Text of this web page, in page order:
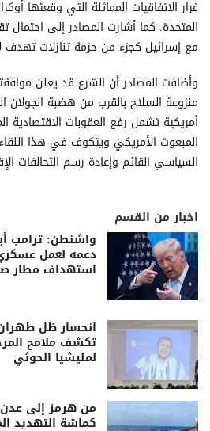
غرار الاتفاقيات المماثلة التي وقعتها
المتحدة. كما أشارت المصادر إلى
مع إسرائيل كجزء من حزمة تنازلات تهدف
وأضافت المصادر أن الشرع قد يعلن
منزوعة السلاح بالقرب من هضبة الجولان
أمريكية تشمل رفع العقوبات
المبعوث الأمريكي ويتكوف في هذا
السياسي القائم وإعادة رسم التحالفات
اخبار من القسم
واشنطن: ترامب
دعمه لعمل
استهداف مطار
انحسار ظل
تكشف ملامح
لمليشيا الحوثي
من هرمز إلى
كماشة التهديد